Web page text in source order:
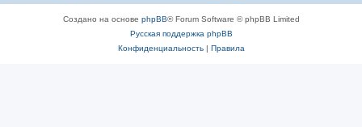
Создано на основе phpBB® Forum Software © phpBB Limited
Русская поддержка phpBB
Конфиденциальность| Правила